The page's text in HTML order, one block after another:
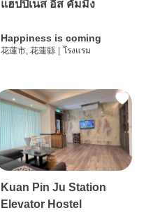
แฮปปี้เนส อิส คัมมิ่ง
Happiness is coming
花蓮市, 花蓮縣 โรงแรม
Kuan Pin Ju Station
Elevator Hostel